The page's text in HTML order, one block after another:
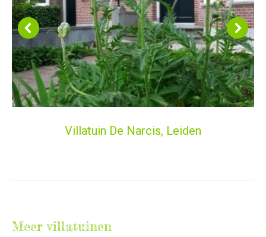
Villatuin De Narcis, Leiden
Meer villatuinen